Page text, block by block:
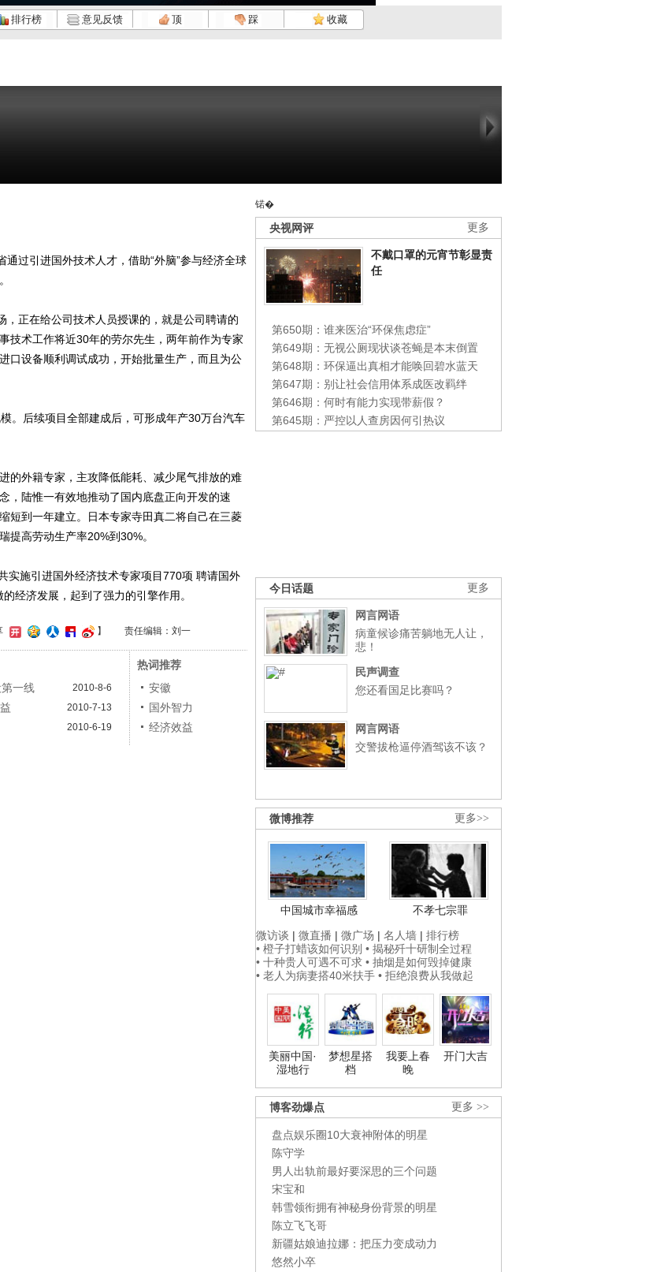
排行榜 意见反馈 顶 踩 收藏
锘�
更多
央视网评
不戴口罩的元宵节彰显责
任
第650期：谁来医治“环保焦虑症”
第649期：无视公厕现状谈苍蝇是本末倒置
第648期：环保逼出真相才能唤回碧水蓝天
第647期：别让社会信用体系成医改羁绊
第646期：何时有能力实现带薪假？
第645期：严控以人查房因何引热议
更多
今日话题
网言网语
病童候诊痛苦躺地无人让，
悲！
民声调查
您还看国足比赛吗？
网言网语
交警拔枪逼停酒驾该不该？
更多>>
微博推荐
中国城市幸福感
不孝七宗罪
微访谈 | 微直播 | 微广场 | 名人墙 | 排行榜
• 橙子打蜡该如何识别 • 揭秘歼十研制全过程
• 十种贵人可遇不可求 • 抽烟是如何毁掉健康
• 老人为病妻搭40米扶手 • 拒绝浪费从我做起
美丽中国·
湿地行
梦想星搭
档
我要上春
晚
开门大吉
更多 >>
博客劲爆点
盘点娱乐圈10大衰神附体的明星
陈守学
男人出轨前最好要深思的三个问题
宋宝和
韩雪领衔拥有神秘身份背景的明星
陈立飞飞哥
新疆姑娘迪拉娜：把压力变成动力
悠然小卒
过引进国外技术人才，借助“外脑”参与经济全球
正在给公司技术人员授课的，就是公司聘请的
技术工作将近30年的劳尔先生，两年前作为专家
口设备顺利调试成功，开始批量生产，而且为公
后续项目全部建成后，可形成年产30万台汽车
外籍专家，主攻降低能耗、减少尾气排放的难
，陆惟一有效地推动了国内底盘正向开发的速
短到一年建立。日本专家寺田真二将自己在三菱
提高劳动生产率20%到30%。
施引进国外经济技术专家项目770项 聘请国外
经济发展，起到了强力的引擎作用。
】 责任编辑：刘一
一线
2010-8-6
2010-7-13
2010-6-19
热词推荐
安徽
国外智力
经济效益